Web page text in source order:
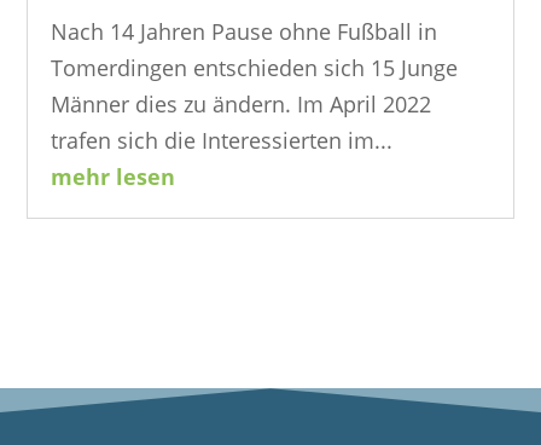
Nach 14 Jahren Pause ohne Fußball in
Tomerdingen entschieden sich 15 Junge
Männer dies zu ändern. Im April 2022
trafen sich die Interessierten im...
mehr lesen